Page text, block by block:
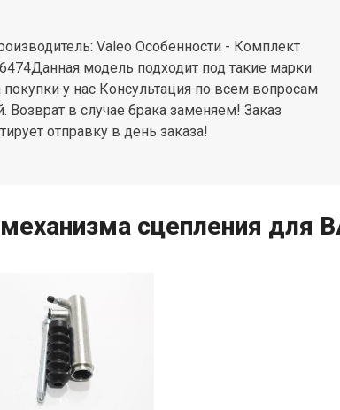
Valeo Особенности - Комплект
модель подходит под такие марки
у нас Консультация по всем вопросам
в случае брака заменяем! Заказ
отправку в день заказа!
сцепления для